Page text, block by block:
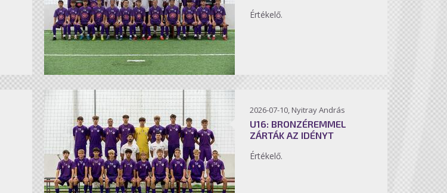
Értékelő.
2026-07-10, Nyitray András
U16: BRONZÉREMMEL
ZÁRTÁK AZ IDÉNYT
Értékelő.